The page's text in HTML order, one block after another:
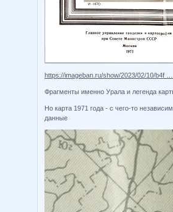
https://imageban.ru/show/2023/02/10/b4f
Фрагменты именно Урала и легенда
Но карта 1971 года - с чего-то
данные